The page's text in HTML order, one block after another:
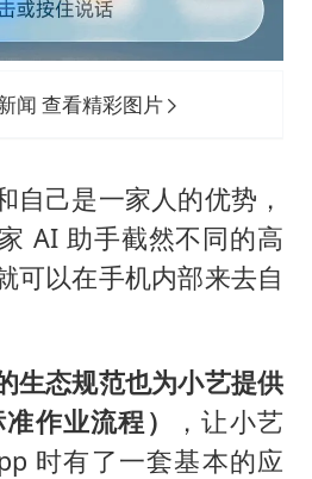
闻 查看精彩图片
自己是一家人的优势，
AI 助手截然不同的高
可以在手机内部来去自
生态规范也为小艺提供
作业流程）
，让小艺
时有了一套基本的应